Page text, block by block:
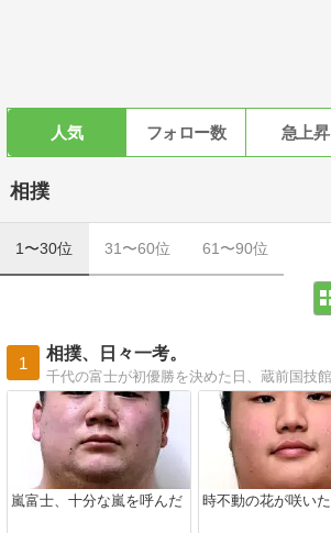
人気 フォロー数 急上昇
相撲
1〜30位 31〜60位 61〜90位
1
相撲、日々一考。
嵐富士、十分な嵐を呼んだ 時不動の花が咲いた